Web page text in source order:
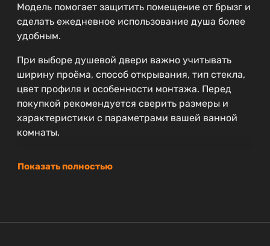
Модель помогает защитить помещение от брызг и
сделать ежедневное использование душа более
удобным.
При выборе душевой двери важно учитывать
ширину проёма, способ открывания, тип стекла,
цвет профиля и особенности монтажа. Перед
покупкой рекомендуется сверить размеры и
характеристики с параметрами вашей ванной
комнаты.
Показать полностью